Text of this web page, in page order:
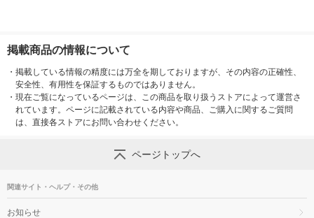
掲載商品の情報について
・ 掲載している情報の精度には万全を期しておりますが、その内容の正確性、
安全性、有用性を保証するものではありません。
・ 現在ご覧になっているページは、この商品を取り扱うストアによって運営さ
れています。ページに記載されている内容や商品、ご購入に関するご質問
は、直接各ストアにお問い合わせください。
ページトップへ
関連サイト・ヘルプ・その他
お知らせ